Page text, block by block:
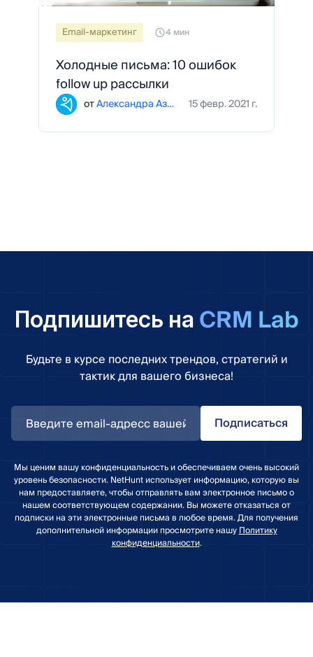
Email-маркетинг 4 мин
Холодные письма: 10 ошибок
follow up рассылки
от Александра Азарова 15 февр. 2021 г.
Подпишитесь на CRM Lab
Будьте в курсе последних трендов, стратегий и
тактик для вашего бизнеса!
Подписаться
Мы ценим вашу конфиденциальность и обеспечиваем очень высокий
уровень безопасности. NetHunt использует информацию, которую вы
нам предоставляете, чтобы отправлять вам электронное письмо о
нашем соответствующем содержании. Вы можете отказаться от
подписки на эти электронные письма в любое время. Для получения
дополнительной информации просмотрите нашуПолитику
конфиденциальности.